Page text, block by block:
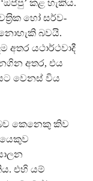
කළ හැකිය.
හෝ සර්ව-
බවයි.
අතර යථාර්ථවාදී
න අතර, එය
වෙනස් විය
කෙනෙකු කිව
එහි යම්